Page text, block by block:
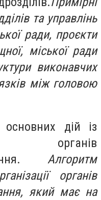
та управлінь
ради, проєкти
міської ради
виконавчих
між головою
дій із
органів
. Алгоритм
органів
який має на